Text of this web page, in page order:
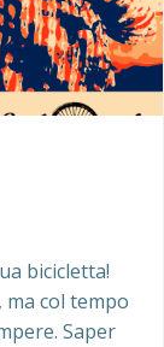
bicicletta!
ma col tempo
Saper